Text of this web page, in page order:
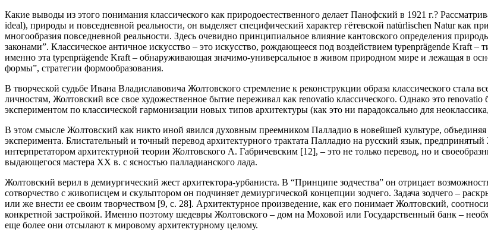
Какие выводы из этого понимания классического как природоестественного делает Панофский в 1921 г.?
ideal), природы и повседневной реальности, он выделяет специфический характер гётевской natürlischen Natur как
многообразия повседневной реальности. Здесь очевидно принципиальное влияние кантовского определения
законами”. Классическое античное искусство – это искусство, рождающееся под воздействием typenprägende Kraft –
именно эта typenprägende Kraft – обнаруживающая значимо-универсальное в живом природном мире и лежащая в
формы”, стратегии формообразования.
В творческой судьбе Ивана Владиславовича Жолтовского стремление к реконструкции образа классического
личностям, Жолтовский все свое художественное бытие переживал как renovatio классического. Однако это
экспериментом по классической гармонизации новых типов архитектуры (как это ни парадоксально для
В этом смысле Жолтовский как никто иной явился духовным преемником Палладио в новейшей культуре,
эксперимента. Блистательный и точный перевод архитектурного трактата Палладио на русский язык,
интерпретатором архитектурной теории Жолтовского А. Габричевским [12], – это не только перевод, но и
выдающегося мастера ХХ в. с ясностью палладианского лада.
Жолтовский верил в демиургический жест архитектора-урбаниста. В “Принципе зодчества” он отрицает
сотворчество с живописцем и скульптором он подчиняет демиургической концепции зодчего. Задача зодчего –
или же внести ее своим творчеством [9, с. 28]. Архитектурное произведение, как его понимает Жолтовский,
конкретной застройкой. Именно поэтому шедевры Жолтовского – дом на Моховой или Государственный банк –
еще более они отсылают к мировому архитектурному целому.